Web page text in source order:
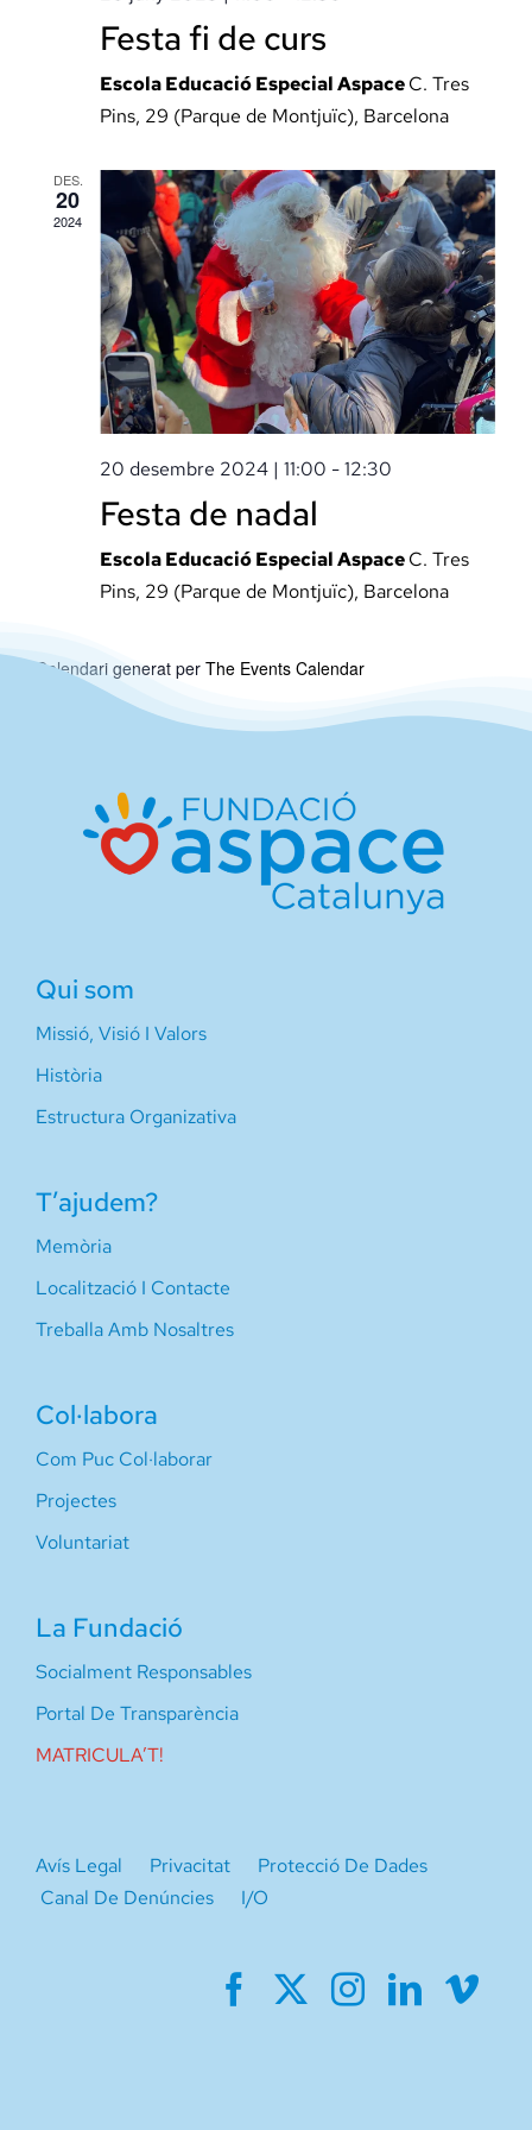
Col·labora
La
Àmbit
Àmbit
Àmbit
Festa fi de curs
Escola Educació Especial AspaceC. Tres
Pins, 29 (Parque de Montjuïc), Barcelona
DES.
20
2024
20 desembre 2024 | 11:00 -12:30
Festa de nadal
Escola Educació Especial AspaceC. Tres
Pins, 29 (Parque de Montjuïc), Barcelona
Calendari generat per The Events Calendar
Qui som
Missió, Visió I Valors
Història
Estructura Organizativa
T’ajudem?
Memòria
Localització I Contacte
Treballa Amb Nosaltres
Col·labora
Com Puc Col·laborar
Projectes
Voluntariat
La Fundació
Socialment Responsables
Portal De Transparència
MATRICULA’T!
Avís Legal Privacitat
Protecció De Dades
Canal De Denúncies
I/O